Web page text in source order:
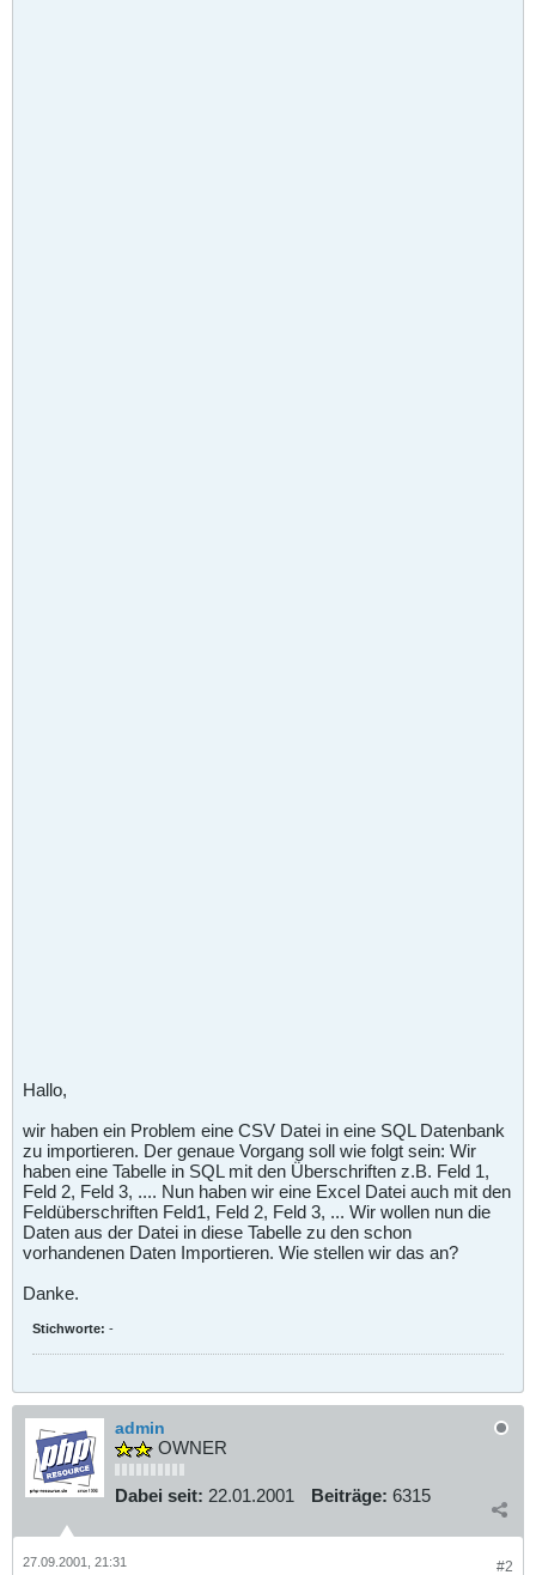
Hallo,
wir haben ein Problem eine CSV Datei in eine SQL Datenbank
zu importieren. Der genaue Vorgang soll wie folgt sein: Wir
haben eine Tabelle in SQL mit den Überschriften z.B. Feld 1,
Feld 2, Feld 3, .... Nun haben wir eine Excel Datei auch mit den
Feldüberschriften Feld1, Feld 2, Feld 3, ... Wir wollen nun die
Daten aus der Datei in diese Tabelle zu den schon
vorhandenen Daten Importieren. Wie stellen wir das an?
Danke.
Stichworte: -
admin
OWNER
Dabei seit: 22.01.2001 Beiträge: 6315
#2
27.09.2001, 21:31